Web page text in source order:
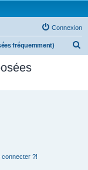
Connexion
fréquemment)
?!